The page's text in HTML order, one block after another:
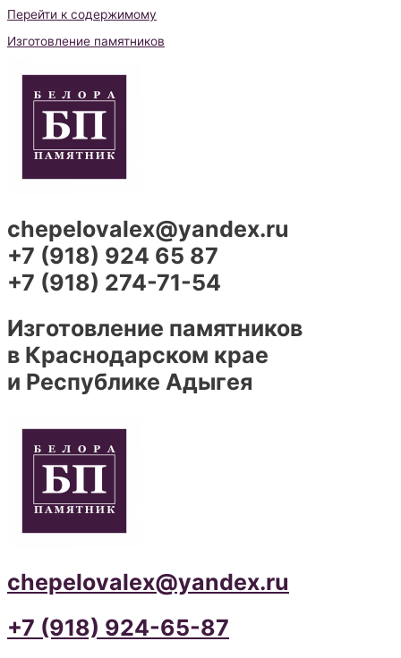
Перейти к содержимому
Изготовление памятников
chepelovalex@yandex.ru
+7 (918) 924 65 87
+7 (918) 274-71-54
Изготовление памятников
в Краснодарском крае
и Республике Адыгея
chepelovalex@yandex.ru
+7 (918) 924-65-87